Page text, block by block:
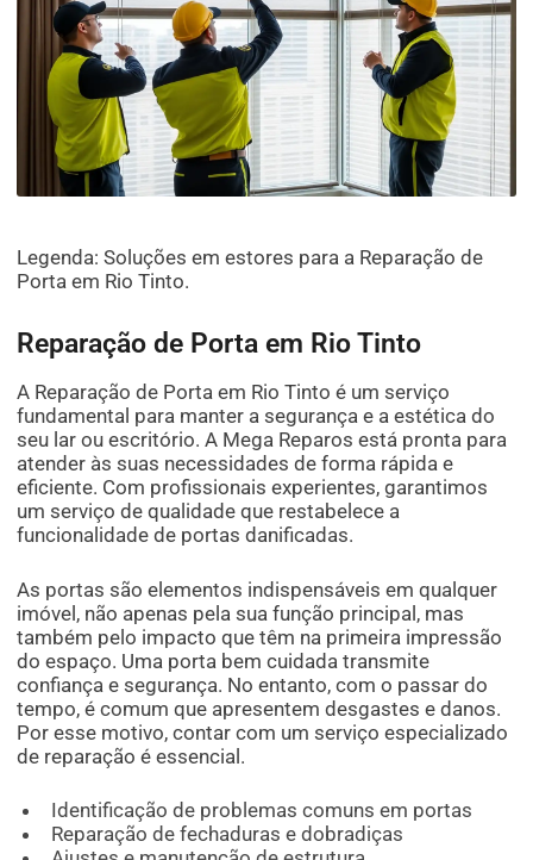
Legenda: Soluções em estores para a Reparação de
Porta em Rio Tinto.
Reparação de Porta em Rio Tinto
A Reparação de Porta em Rio Tinto é um serviço
fundamental para manter a segurança e a estética do
seu lar ou escritório. A Mega Reparos está pronta para
atender às suas necessidades de forma rápida e
eficiente. Com profissionais experientes, garantimos
um serviço de qualidade que restabelece a
funcionalidade de portas danificadas.
As portas são elementos indispensáveis em qualquer
imóvel, não apenas pela sua função principal, mas
também pelo impacto que têm na primeira impressão
do espaço. Uma porta bem cuidada transmite
confiança e segurança. No entanto, com o passar do
tempo, é comum que apresentem desgastes e danos.
Por esse motivo, contar com um serviço especializado
de reparação é essencial.
Identificação de problemas comuns em portas
Reparação de fechaduras e dobradiças